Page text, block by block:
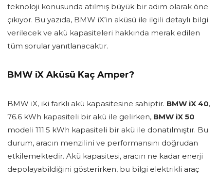
teknoloji konusunda atılmış büyük bir adım olarak öne
çıkıyor. Bu yazıda, BMW iX’in aküsü ile ilgili detaylı bilgi
verilecek ve akü kapasiteleri hakkında merak edilen
tüm sorular yanıtlanacaktır.
BMW iX Aküsü Kaç Amper?
BMW iX, iki farklı akü kapasitesine sahiptir. BMW iX 40,
76.6 kWh kapasiteli bir akü ile gelirken, BMW iX 50
modeli 111.5 kWh kapasiteli bir akü ile donatılmıştır. Bu
durum, aracın menzilini ve performansını doğrudan
etkilemektedir. Akü kapasitesi, aracın ne kadar enerji
depolayabildiğini gösterirken, bu bilgi elektrikli araç